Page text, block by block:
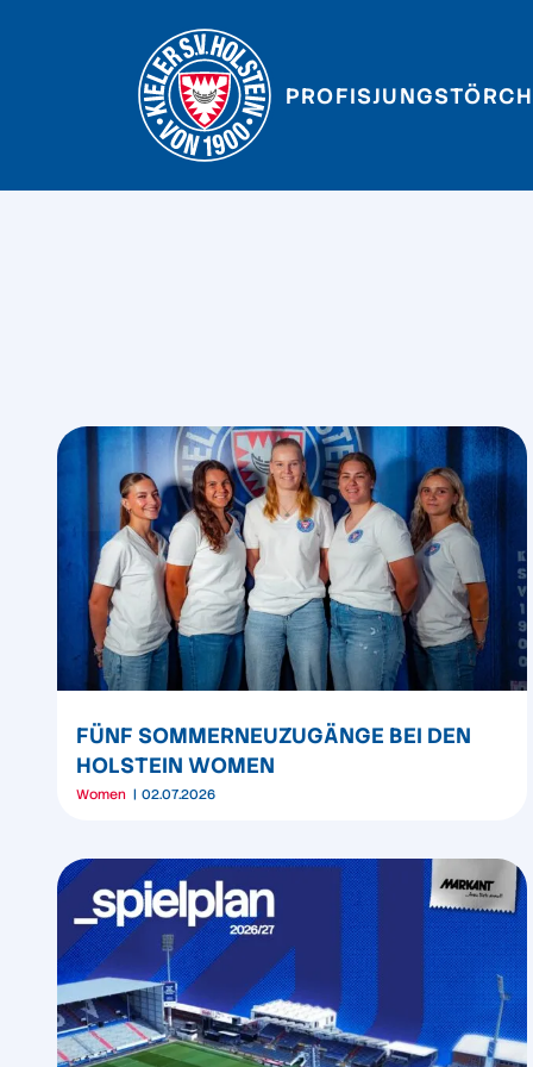
PROFIS
FÜNF SOMMERNEUZUGÄNGE BEI DEN
HOLSTEIN WOMEN
Women 02.07.2026